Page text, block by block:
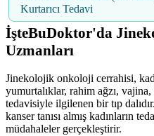
Kurtarıcı Tedavi
İşteBuDoktor'da
Uzmanları
Jinekolojik onkoloji cerrahisi,
yumurtalıklar, rahim ağzı,
tedavisiyle ilgilenen bir tıp
kanser tanısı almış kadınların
müdahaleler gerçekleştirir.